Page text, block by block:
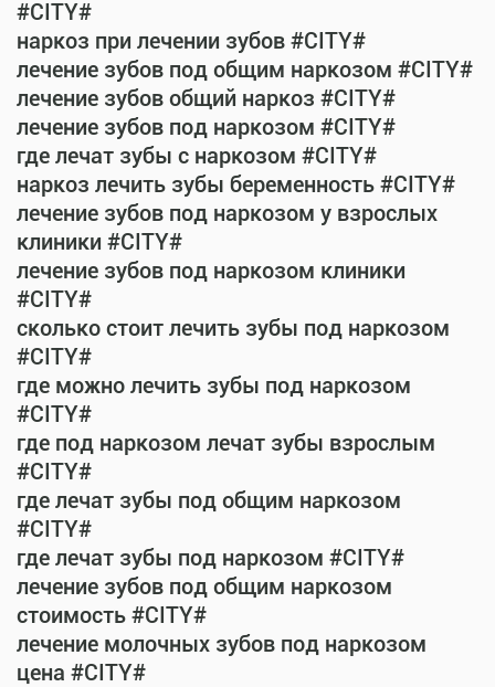
#CITY#
наркоз при лечении зубов #CITY#
лечение зубов под общим наркозом #CITY#
лечение зубов общий наркоз #CITY#
лечение зубов под наркозом #CITY#
где лечат зубы с наркозом #CITY#
наркоз лечить зубы беременность #CITY#
лечение зубов под наркозом у взрослых
клиники #CITY#
лечение зубов под наркозом клиники
#CITY#
сколько стоит лечить зубы под наркозом
#CITY#
где можно лечить зубы под наркозом
#CITY#
где под наркозом лечат зубы взрослым
#CITY#
где лечат зубы под общим наркозом
#CITY#
где лечат зубы под наркозом #CITY#
лечение зубов под общим наркозом
стоимость #CITY#
лечение молочных зубов под наркозом
цена #CITY#